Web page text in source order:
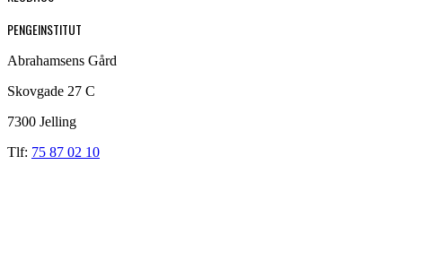
PENGEINSTITUT
Abrahamsens Gård
Skovgade 27 C
7300 Jelling
Tlf: 75 87 02 10